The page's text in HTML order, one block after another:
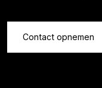
Contact opnemen